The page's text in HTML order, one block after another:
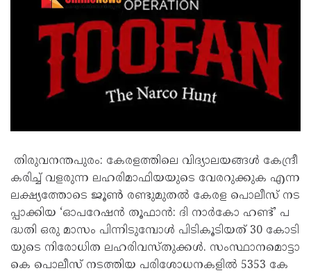
തി​രു​വ​ന​ന്ത​പു​രം: കേ​ര​ള​ത്തി​ലെ വി​ദ്യാ​ല​യ​ങ്ങ​ൾ കേ​ന്ദ്രീ​
ക​രി​ച്ച് വ​ള​രു​ന്ന ല​ഹ​രി​മാ​ഫി​യ​യു​ടെ വേ​ര​റു​ക്കു​ക എ​ന്ന
ല​ക്ഷ്യ​ത്തോ​ടെ ജൂ​ൺ ര​ണ്ടു​മു​ത​ൽ കേ​ര​ള പൊ​ലീ​സ് ന​ട​
പ്പാ​ക്കി​യ ‘ഓ​പ​റേ​ഷ​ൻ തൂ​ഫാ​ൻ: ദി ​നാ​ർകോ ഹ​ണ്ട്’ പ​
ദ്ധ​തി ഒ​രു മാ​സം പി​ന്നി​ടു​മ്പോ​ൾ പി​ടി​കൂ​ടി​യ​ത്​ 30 കോ​ടി​
യു​ടെ നി​രോ​ധി​ത ല​ഹ​രി​വ​സ്തു​ക്ക​ൾ. സം​സ്ഥാ​ന​മൊ​ട്ടാ​
കെ പൊ​ലീ​സ് ന​ട​ത്തി​യ പ​രി​ശോ​ധ​ന​ക​ളി​ൽ 5353 കേ​